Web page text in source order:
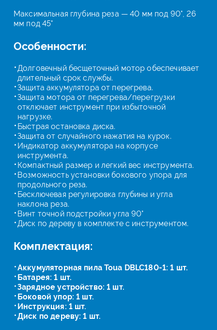
Максимальная глубина реза — 40 мм под 90°, 26
мм под 45°
Особенности:
Долговечный бесщеточный мотор обеспечивает
длительный срок службы.
Защита аккумулятора от перегрева.
Защита мотора от перегрева/перегрузки
отключает инструмент при избыточной
нагрузке.
Быстрая остановка диска.
Защита от случайного нажатия на курок.
Индикатор аккумулятора на корпусе
инструмента.
Компактный размер и легкий вес инструмента.
Возможность установки бокового упора для
продольного реза.
Бесключевая регулировка глубины и угла
наклона реза.
Винт точной подстройки угла 90°
Диск по дереву в комплекте с инструментом.
Комплектация:
Аккумуляторная пила Toua DBLC180-1: 1 шт.
Батарея: 1 шт.
Зарядное устройство: 1 шт.
Боковой упор: 1 шт.
Инструкция: 1 шт.
Диск по дереву: 1 шт.